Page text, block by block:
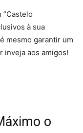
“Castelo
à sua
mesmo garantir um
inveja aos amigos!
o